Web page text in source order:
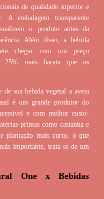
de qualidade superior e
A embalagem transparente
o produto antes da
Além disso, a bebida
chegar com um preço
25% mais barata que os
de sua bebida vegetal a aveia
é um grande produtor do
e com melhor custo-
primas como castanha e
plantação mais curto, o que
importante, trata-se de um
One x Bebidas